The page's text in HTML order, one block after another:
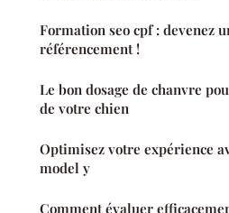
Formation seo cpf : devenez
référencement !
Le bon dosage de chanvre
de votre chien
Optimisez votre expérience
model y
Comment évaluer